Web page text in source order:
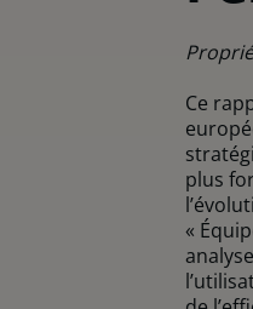
Ce
plus
«